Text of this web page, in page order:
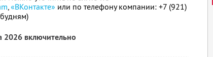
,«ВКонтакте» или по телефону компании: +7 (921)
2026 включительно